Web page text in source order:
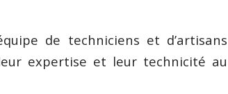
de techniciens et d’artisans
expertise et leur technicité au